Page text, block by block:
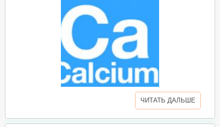
ЧИТАТЬ ДАЛЬШЕ